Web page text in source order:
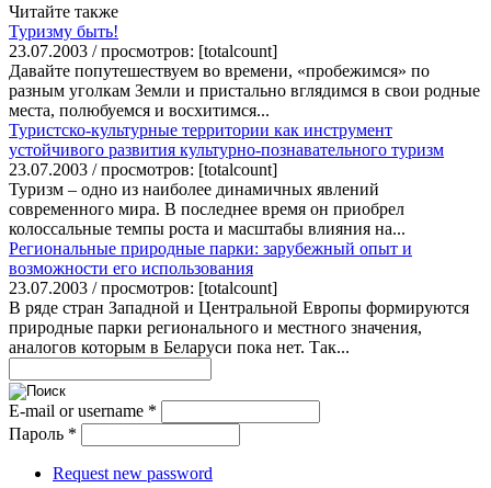
Читайте также
Туризму быть!
23.07.2003 / просмотров: [totalcount]
Давайте попутешествуем во времени, «пробежимся» по
разным уголкам Земли и пристально вглядимся в свои родные
места, полюбуемся и восхитимся...
Туристско-культурные территории как инструмент
устойчивого развития культурно-познавательного туризм
23.07.2003 / просмотров: [totalcount]
Туризм – одно из наиболее динамичных явлений
современного мира. В последнее время он приобрел
колоссальные темпы роста и масштабы влияния на...
Региональные природные парки: зарубежный опыт и
возможности его использования
23.07.2003 / просмотров: [totalcount]
В ряде стран Западной и Центральной Европы формируются
природные парки регионального и местного значения,
аналогов которым в Беларуси пока нет. Так...
E-mail or username *
Пароль *
Request new password